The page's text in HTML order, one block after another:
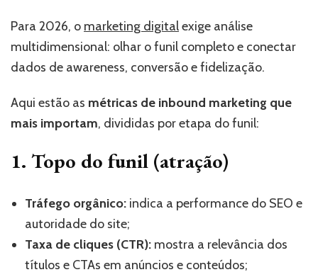
Para 2026, o marketing digitalexige análise
multidimensional: olhar o funil completo e conectar
dados de awareness, conversão e fidelização.
Aqui estão as métricas de inbound marketing que
mais importam, divididas por etapa do funil:
1. Topo do funil (atração)
Tráfego orgânico: indica a performance do SEO e
autoridade do site;
Taxa de cliques (CTR): mostra a relevância dos
títulos e CTAs em anúncios e conteúdos;